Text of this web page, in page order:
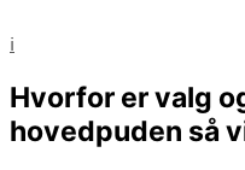
i
Hvorfor er valg
hovedpuden så